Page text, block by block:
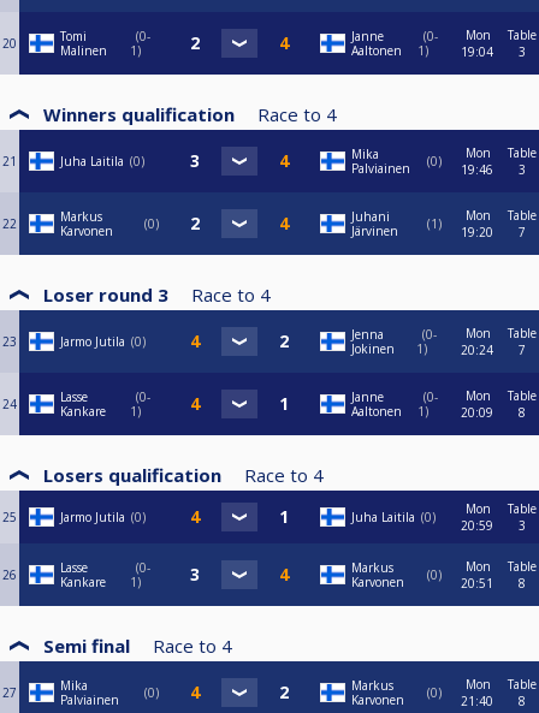
20
Tomi
Malinen
0-
1
Janne
Aaltonen
0-
1
Mon
19:04
Table
3
Winners qualification Race to 4
21 Juha Laitila 0
Mika
Palviainen
0
Mon
19:46
Table
3
22
Markus
Karvonen
0
Juhani
Järvinen
1
Mon
19:20
Table
7
Loser round 3 Race to 4
23 Jarmo Jutila 0
Jenna
Jokinen
0-
1
Mon
20:24
Table
7
24
Lasse
Kankare
0-
1
Janne
Aaltonen
0-
1
Mon
20:09
Table
8
Losers qualification Race to 4
25 Jarmo Jutila 0 Juha Laitila 0
Mon
20:59
Table
3
26
Lasse
Kankare
0-
1
Markus
Karvonen
0
Mon
20:51
Table
8
Semi final Race to 4
27
Mika
Palviainen
0
Markus
Karvonen
0
Mon
21:40
Table
8